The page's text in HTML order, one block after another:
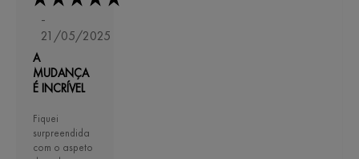
-
21/05/2025
A
MUDANÇA
É INCRÍVEL
Fiquei
surpreendida
com o aspeto